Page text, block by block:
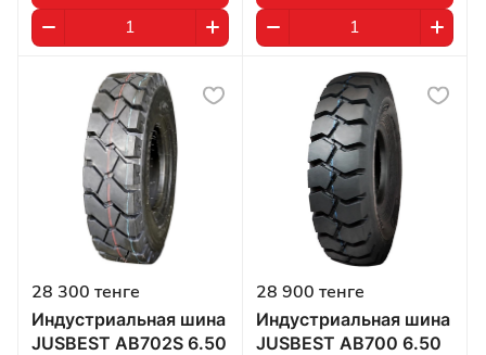
28 300 тенге
Индустриальная шина
JUSBEST AB702S 6.50
28 900 тенге
Индустриальная шина
JUSBEST AB700 6.50